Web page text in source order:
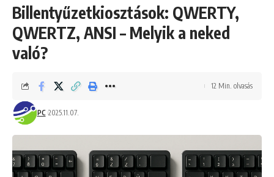
Billentyűzetkiosztások: QWERTY,
QWERTZ, ANSI – Melyik a neked
való?
PC 2025.11.07.
12 Min. olvasás